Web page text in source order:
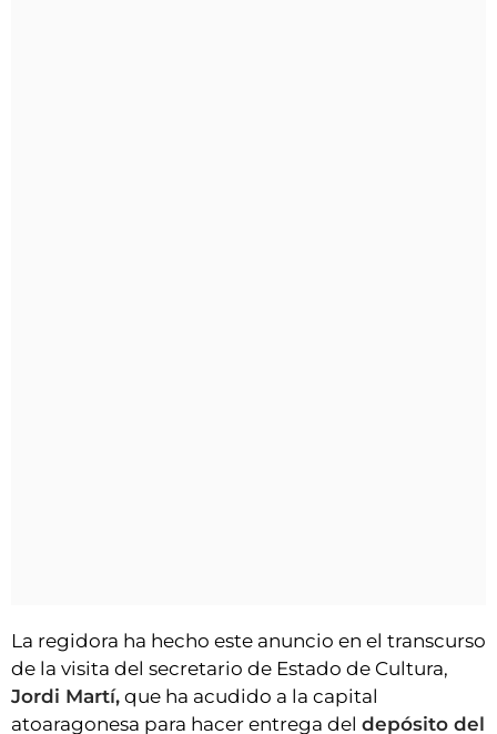
La regidora ha hecho este anuncio en el transcurso
de la visita del secretario de Estado de Cultura,
Jordi Martí, que ha acudido a la capital
atoaragonesa para hacer entrega del depósito del